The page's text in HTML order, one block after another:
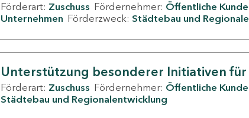
Förderart: Zuschuss Fördernehmer: Öffentliche
Unternehmen Förderzweck: Städtebau und
Unterstützung besonderer Initiativen
Förderart: Zuschuss Fördernehmer: Öffentliche
Städtebau und Regionalentwicklung